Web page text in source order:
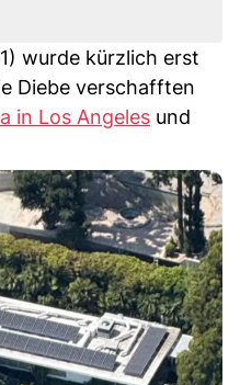
wurde kürzlich erst
Diebe verschafften
in Los Angeles und